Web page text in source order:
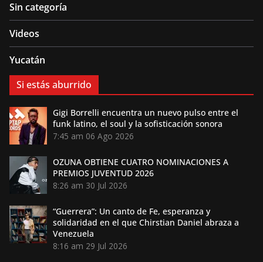
Sin categoría
Videos
Yucatán
Si estás aburrido
Gigi Borrelli encuentra un nuevo pulso entre el
funk latino, el soul y la sofisticación sonora
7:45 am 06 Ago 2026
OZUNA OBTIENE CUATRO NOMINACIONES A
PREMIOS JUVENTUD 2026
8:26 am 30 Jul 2026
“Guerrera”: Un canto de Fe, esperanza y
solidaridad en el que Chirstian Daniel abraza a
Venezuela
8:16 am 29 Jul 2026